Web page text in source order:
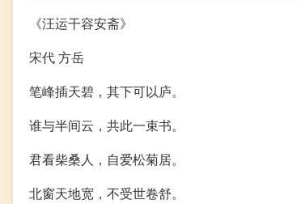
《汪运干容安斋》
宋代 方岳
笔峰插天碧，其下可以庐。
谁与半间云，共此一束书。
君看柴桑人，自爱松菊居。
北窗天地宽，不受世卷舒。